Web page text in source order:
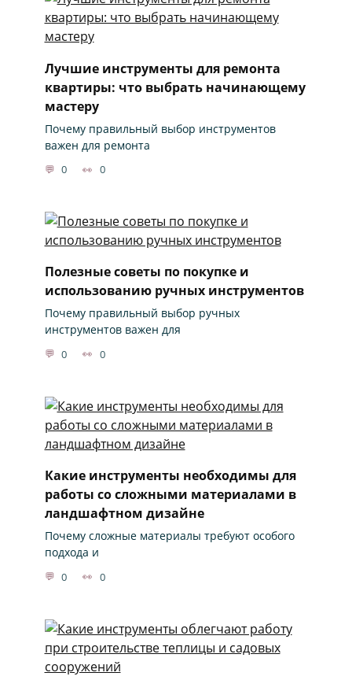
Лучшие инструменты для ремонта
квартиры: что выбрать начинающему
мастеру
Почему правильный выбор инструментов
важен для ремонта
0 0
Полезные советы по покупке и
использованию ручных инструментов
Почему правильный выбор ручных
инструментов важен для
0 0
Какие инструменты необходимы для
работы со сложными материалами в
ландшафтном дизайне
Почему сложные материалы требуют особого
подхода и
0 0